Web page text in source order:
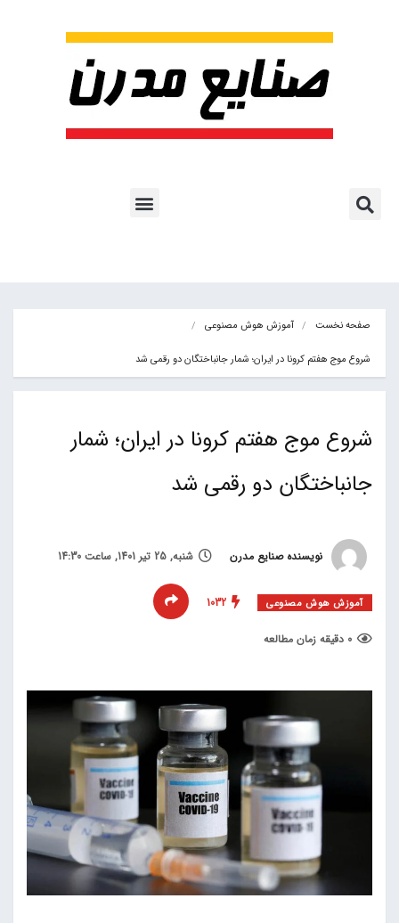
صفحه نخست آموزش هوش مصنوعی
شروع موج هفتم کرونا در ایران؛ شمار جانباختگان دو رقمی شد
شروع موج هفتم کرونا در ایران؛ شمار
جانباختگان دو رقمی شد
نویسنده صنایع مدرن شنبه, 25 تیر 1401, ساعت 14:30
آموزش هوش مصنوعی 1032
0 دقیقه زمان مطالعه